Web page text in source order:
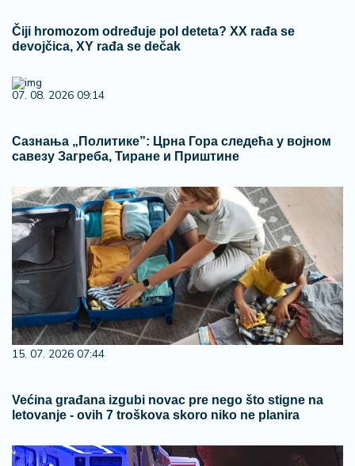
Čiji hromozom određuje pol deteta? XX rađa se
devojčica, XY rađa se dečak
07. 08. 2026 09:14
Сазнања „Политике”: Црна Гора следећа у војном
савезу Загреба, Тиране и Приштине
15. 07. 2026 07:44
Većina građana izgubi novac pre nego što stigne na
letovanje - ovih 7 troškova skoro niko ne planira